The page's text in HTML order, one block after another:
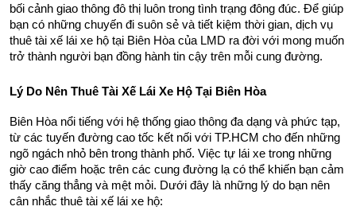
bối cảnh giao thông đô thị luôn trong tình trạng đông đúc. Để giúp
bạn có những chuyến đi suôn sẻ và tiết kiệm thời gian, dịch vụ
thuê tài xế lái xe hộ tại Biên Hòa của LMD ra đời với mong muốn
trở thành người bạn đồng hành tin cậy trên mỗi cung đường.
Lý Do Nên Thuê Tài Xế Lái Xe Hộ Tại Biên Hòa
Biên Hòa nổi tiếng với hệ thống giao thông đa dạng và phức tạp,
từ các tuyến đường cao tốc kết nối với TP.HCM cho đến những
ngõ ngách nhỏ bên trong thành phố. Việc tự lái xe trong những
giờ cao điểm hoặc trên các cung đường lạ có thể khiến bạn cảm
thấy căng thẳng và mệt mỏi. Dưới đây là những lý do bạn nên
cân nhắc thuê tài xế lái xe hộ: